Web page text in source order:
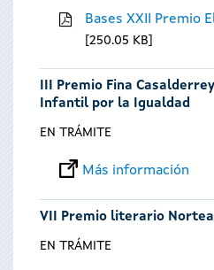
Bases XXII Premio
250.05 KB
III Premio Fina
Infantil por la Igualdad
EN TRÁMITE
Más información
VII Premio literario
EN TRÁMITE